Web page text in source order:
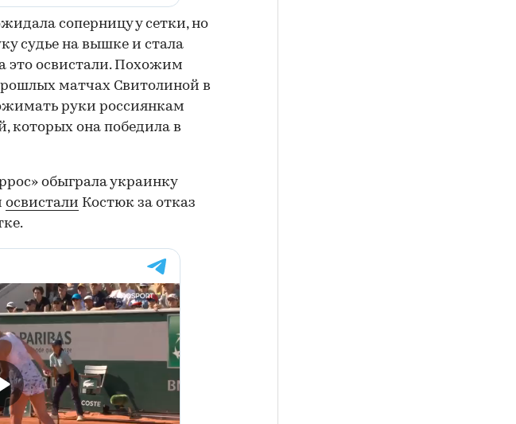
соперницу у сетки, но
судье на вышке и стала
это освистали. Похожим
матчах Свитолиной в
руки россиянкам
которых она победила в
обыграла украинку
освистали Костюк за отказ